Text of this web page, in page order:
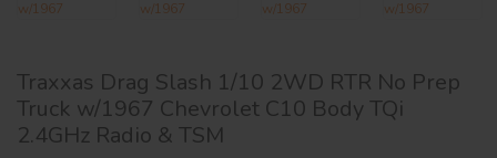
Traxxas Drag Slash 1/10 2WD RTR No Prep
Truck w/1967 Chevrolet C10 Body TQi
2.4GHz Radio & TSM